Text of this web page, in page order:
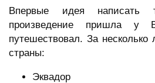
Впервые идея написать
произведение пришла у
путешествовал. За несколько
страны:
Эквадор